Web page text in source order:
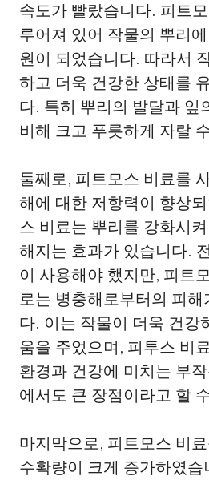
속도가 빨랐습니다. 피트
루어져 있어 작물의 뿌리
원이 되었습니다. 따라서
하고 더욱 건강한 상태를
다. 특히 뿌리의 발달과 잎
비해 크고 푸릇하게 자랄
둘째로, 피트모스 비료를
해에 대한 저항력이 향상
스 비료는 뿌리를 강화시
해지는 효과가 있습니다.
이 사용해야 했지만, 피트
로는 병충해로부터의 피해
다. 이는 작물이 더욱 건강
움을 주었으며, 피투스 비
환경과 건강에 미치는 부
에서도 큰 장점이라고 할
마지막으로, 피트모스 비
수확량이 크게 증가하였습